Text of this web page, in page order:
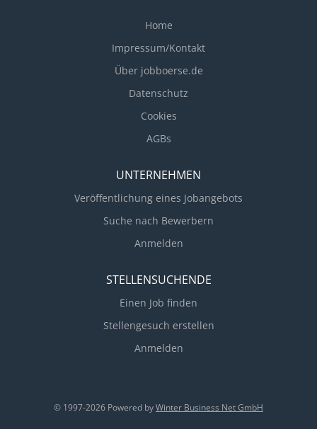
Home
Impressum/Kontakt
Über jobboerse.de
Datenschutz
Cookies
AGBs
UNTERNEHMEN
Veröffentlichung eines Jobangebots
Suche nach Bewerbern
Anmelden
STELLENSUCHENDE
Einen Job finden
Stellengesuch erstellen
Anmelden
© 1997-2026 Powered byWinter Business Net GmbH